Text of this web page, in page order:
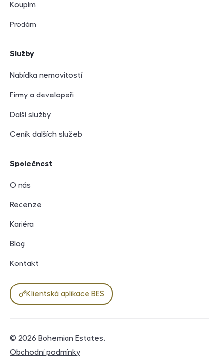
Koupím
Prodám
Služby
Nabídka nemovitostí
Firmy a developeři
Další služby
Ceník dalších služeb
Společnost
O nás
Recenze
Kariéra
Blog
Kontakt
Klientská aplikace BES
© 2026 Bohemian Estates.
Právní dokumenty
Obchodní podmínky